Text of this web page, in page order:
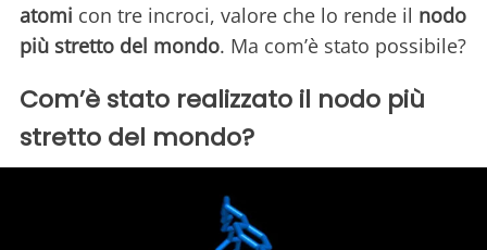
atomi con tre incroci, valore che lo rende il nodo
più stretto del mondo. Ma com’è stato possibile?
Com’è stato realizzato il nodo più
stretto del mondo?